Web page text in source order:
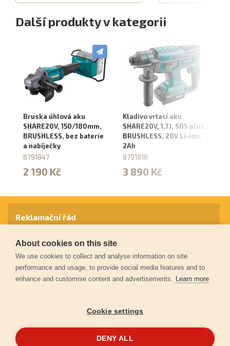
Další produkty v kategorii
Bruska úhlová aku
SHARE20V, 150/180mm,
BRUSHLESS, bez baterie
a nabíječky
8791847
2 190 Kč
Kladivo vrtací aku
SHARE20V, 1,7J, SDS plus,
BRUSHLESS, 20V Li-ion,
2Ah
8791818
3 890 Kč
Reklamační řád
Záruční podmínky
Ochrana osobních údajů
About cookies on this site
We use cookies to collect and analyse information on site
performance and usage, to provide social media features and to
enhance and customise content and advertisements. Learn more
Cookie settings
DENY ALL